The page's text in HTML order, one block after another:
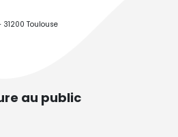
Toulouse
au public